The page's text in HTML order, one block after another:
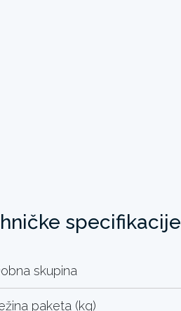
specifikacije
skupina
paketa (kg)